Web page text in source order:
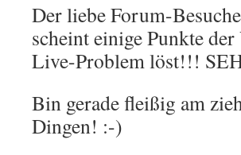
Der liebe Forum-
scheint einige Punkte
Live-Problem löst!!!
Bin gerade fleißig am
Dingen! :-)